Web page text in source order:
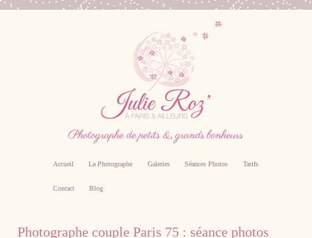
famille, grossesse, femme enceinte sur Paris
Accueil La Photographe Galeries Séances Photos Tarifs
Contact Blog
Photographe couple Paris 75 : séance photos